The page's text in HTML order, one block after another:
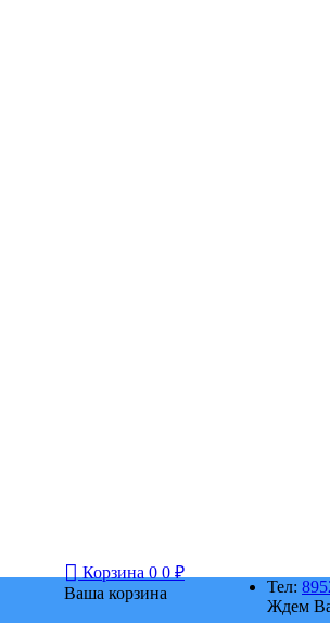
Тел:
Ждем
Корзина 0 0 ₽
Ваша корзина